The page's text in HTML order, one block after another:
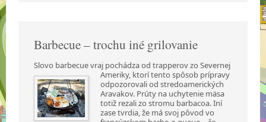
Barbecue – trochu iné grilovanie
Slovo barbecue vraj pochádza od trapperov zo Severnej
Ameriky, ktorí tento spôsob prípravy
odpozorovali od stredoamerických
Aravakov. Prúty na uchytenie mäsa
totiž rezali zo stromu barbacoa. Iní
zase tvrdia, že má svoj pôvod vo